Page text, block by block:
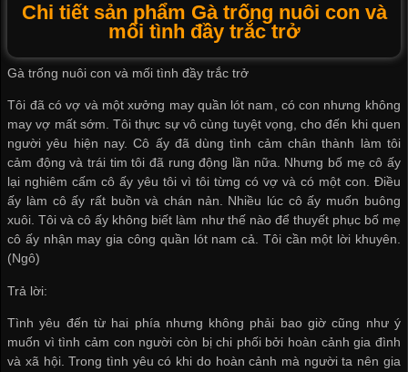
Chi tiết sản phẩm Gà trống nuôi con và
mối tình đầy trắc trở
Gà trống nuôi con và mối tình đầy trắc trở
Tôi đã có vợ và mộtxưởng may quần lót nam, có con nhưng không
may vợ mất sớm. Tôi thực sự vô cùng tuyệt vọng, cho đến khi quen
người yêu hiện nay. Cô ấy đã dùng tình cảm chân thành làm tôi
cảm động và trái tim tôi đã rung động lần nữa. Nhưng bố mẹ cô ấy
lại nghiêm cấm cô ấy yêu tôi vì tôi từng có vợ và có một con. Điều
ấy làm cô ấy rất buồn và chán nản. Nhiều lúc cô ấy muốn buông
xuôi. Tôi và cô ấy không biết làm như thế nào để thuyết phục bố mẹ
cô ấy nhận may gia công quần lót nam cả. Tôi cần một lời khuyên.
(Ngô)
Trả lời:
Tình yêu đến từ hai phía nhưng không phải bao giờ cũng như ý
muốn vì tình cảm con người còn bị chi phối bởi hoàn cảnh gia đình
và xã hội. Trong tình yêu có khi do hoàn cảnh mà người ta nên gia